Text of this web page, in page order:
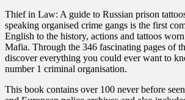
Thief in Law: A guide to Russian prison
speaking organised crime gangs is the first
English to the history, actions and tattoos
Mafia. Through the 346 fascinating pages of
discover everything you could ever want to
number 1 criminal organisation.
This book contains over 100 never before